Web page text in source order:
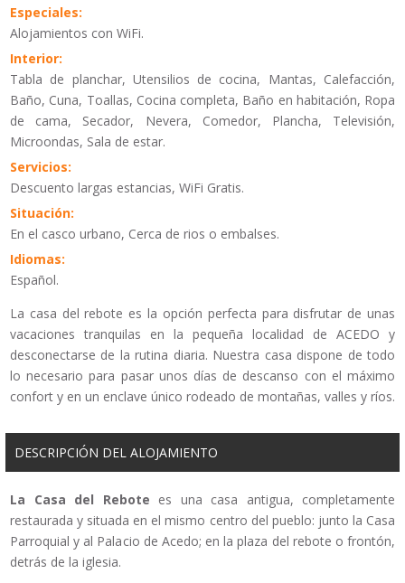
Especiales:
Alojamientos con WiFi.
Interior:
Tabla de planchar, Utensilios de cocina, Mantas, Calefacción,
Baño, Cuna, Toallas, Cocina completa, Baño en habitación, Ropa
de cama, Secador, Nevera, Comedor, Plancha, Televisión,
Microondas, Sala de estar.
Servicios:
Descuento largas estancias, WiFi Gratis.
Situación:
En el casco urbano, Cerca de rios o embalses.
Idiomas:
Español.
La casa del rebote es la opción perfecta para disfrutar de unas
vacaciones tranquilas en la pequeña localidad de ACEDO y
desconectarse de la rutina diaria. Nuestra casa dispone de todo
lo necesario para pasar unos días de descanso con el máximo
confort y en un enclave único rodeado de montañas, valles y ríos.
DESCRIPCIÓN DEL ALOJAMIENTO
La Casa del Rebote es una casa antigua, completamente
restaurada y situada en el mismo centro del pueblo: junto la Casa
Parroquial y al Palacio de Acedo; en la plaza del rebote o frontón,
detrás de la iglesia.